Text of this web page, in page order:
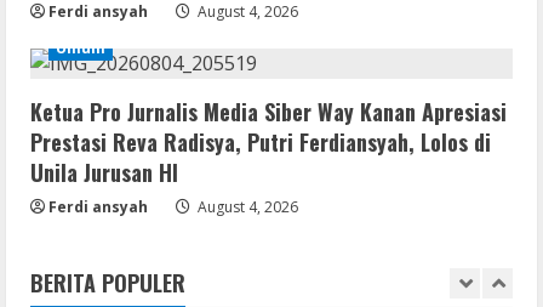
Ferdi ansyah
August 4, 2026
Umum
Ketua Pro Jurnalis Media Siber Way Kanan Apresiasi
Prestasi Reva Radisya, Putri Ferdiansyah, Lolos di
Unila Jurusan HI
Ferdi ansyah August 4, 2026
BERITA POPULER
5
Umum
Marak WiFi Ilegal Numpang Tiang PLN di
Buay Bahuga dan Way Tuba, Ancam
Keselamatan Warga
August 3, 2026
1
Profil AKBP Ramadhona, Eks Perwira